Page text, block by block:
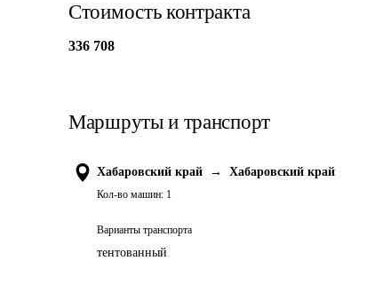
Стоимость контракта
336 708
Маршруты и транспорт
Хабаровский край → Хабаровский край
Кол-во машин: 1
Варианты транспорта
тентованный